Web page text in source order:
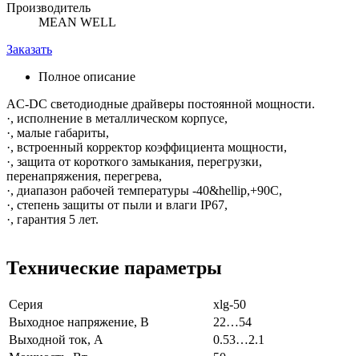
Производитель
MEAN WELL
Заказать
Полное описание
AC-DC светодиодные драйверы постоянной мощности.
·, исполнение в металлическом корпусе,
·, малые габариты,
·, встроенный корректор коэффициента мощности,
·, защита от короткого замыкания, перегрузки,
перенапряжения, перегрева,
·, диапазон рабочей температуры -40&hellip,+90С,
·, степень защиты от пыли и влаги IP67,
·, гарантия 5 лет.
Технические параметры
Серия
xlg-50
Выходное напряжение, В
22…54
Выходной ток, А
0.53…2.1